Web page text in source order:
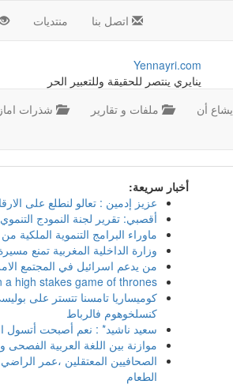
منتديات اتصل بنا
Yennayri.com
ينايري ينتصر للحقيقة وللتعبير الحر
شذرات ملفات و تقارير يشاع أن
أخبار سريعة:
عزيز إدمين : تعالو لنطلع على
أقصبي: تقرير لجنة النمودج
ماوراء البرامج التنموية الملكية
وزارة الداخلية المغربية تمنع
من يدعم اسرائيل في المجتمع
high stakes game of thrones
كوميساريا تامسنا تتستر على
كنسلخوهوم فالرباط
سعيد ناشيد* : نعم أصبحت أتسول
موازنة بين اللغة العربية الفصحى
الصحافيين المعتقلين ،عمر
الطعام